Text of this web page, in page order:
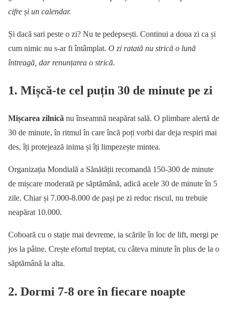
cifre și un calendar.
Și dacă sari peste o zi? Nu te pedepsești. Continui a doua zi ca și
cum nimic nu s-ar fi întâmplat. O zi ratată nu strică o lună
întreagă, dar renunțarea o strică.
1. Mișcă-te cel puțin 30 de minute pe zi
Mișcarea zilnică nu înseamnă neapărat sală. O plimbare alertă de
30 de minute, în ritmul în care încă poți vorbi dar deja respiri mai
des, îți protejează inima și îți limpezește mintea.
Organizația Mondială a Sănătății recomandă 150-300 de minute
de mișcare moderată pe săptămână, adică acele 30 de minute în 5
zile. Chiar și 7.000-8.000 de pași pe zi reduc riscul, nu trebuie
neapărat 10.000.
Coboară cu o stație mai devreme, ia scările în loc de lift, mergi pe
jos la pâine. Crește efortul treptat, cu câteva minute în plus de la o
săptămână la alta.
2. Dormi 7-8 ore în fiecare noapte